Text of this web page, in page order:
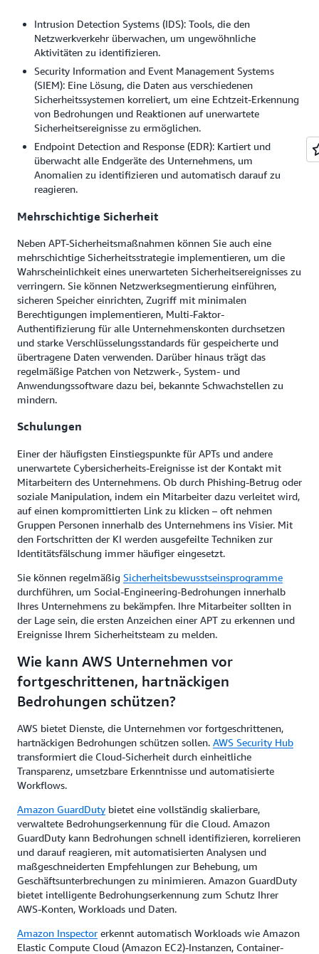
Intrusion Detection Systems (IDS): Tools, die den
Netzwerkverkehr überwachen, um ungewöhnliche
Aktivitäten zu identifizieren.
Security Information and Event Management Systems
(SIEM): Eine Lösung, die Daten aus verschiedenen
Sicherheitssystemen korreliert, um eine Echtzeit-Erkennung
von Bedrohungen und Reaktionen auf unerwartete
Sicherheitsereignisse zu ermöglichen.
Endpoint Detection and Response (EDR): Kartiert und
überwacht alle Endgeräte des Unternehmens, um
Anomalien zu identifizieren und automatisch darauf zu
reagieren.
Mehrschichtige Sicherheit
Neben APT-Sicherheitsmaßnahmen können Sie auch eine
mehrschichtige Sicherheitsstrategie implementieren, um die
Wahrscheinlichkeit eines unerwarteten Sicherheitsereignisses zu
verringern. Sie können Netzwerksegmentierung einführen,
sicheren Speicher einrichten, Zugriff mit minimalen
Berechtigungen implementieren, Multi-Faktor-
Authentifizierung für alle Unternehmenskonten durchsetzen
und starke Verschlüsselungsstandards für gespeicherte und
übertragene Daten verwenden. Darüber hinaus trägt das
regelmäßige Patchen von Netzwerk-, System- und
Anwendungssoftware dazu bei, bekannte Schwachstellen zu
mindern.
Schulungen
Einer der häufigsten Einstiegspunkte für APTs und andere
unerwartete Cybersicherheits-Ereignisse ist der Kontakt mit
Mitarbeitern des Unternehmens. Ob durch Phishing-Betrug oder
soziale Manipulation, indem ein Mitarbeiter dazu verleitet wird,
auf einen kompromittierten Link zu klicken – oft nehmen
Gruppen Personen innerhalb des Unternehmens ins Visier. Mit
den Fortschritten der KI werden ausgefeilte Techniken zur
Identitätsfälschung immer häufiger eingesetzt.
Sie können regelmäßig Sicherheitsbewusstseinsprogramme
durchführen, um Social-Engineering-Bedrohungen innerhalb
Ihres Unternehmens zu bekämpfen. Ihre Mitarbeiter sollten in
der Lage sein, die ersten Anzeichen einer APT zu erkennen und
Ereignisse Ihrem Sicherheitsteam zu melden.
Wie kann AWS Unternehmen vor
fortgeschrittenen, hartnäckigen
Bedrohungen schützen?
AWS bietet Dienste, die Unternehmen vor fortgeschrittenen,
hartnäckigen Bedrohungen schützen sollen. AWS Security Hub
transformiert die Cloud-Sicherheit durch einheitliche
Transparenz, umsetzbare Erkenntnisse und automatisierte
Workflows.
Amazon GuardDuty bietet eine vollständig skalierbare,
verwaltete Bedrohungserkennung für die Cloud. Amazon
GuardDuty kann Bedrohungen schnell identifizieren, korrelieren
und darauf reagieren, mit automatisierten Analysen und
maßgeschneiderten Empfehlungen zur Behebung, um
Geschäftsunterbrechungen zu minimieren. Amazon GuardDuty
bietet intelligente Bedrohungserkennung zum Schutz Ihrer
AWS-Konten, Workloads und Daten.
Amazon Inspector erkennt automatisch Workloads wie Amazon
Elastic Compute Cloud (Amazon EC2)-Instanzen, Container-